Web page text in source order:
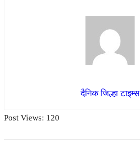
दैनिक जिल्हा टाइम्स
Post Views: 120